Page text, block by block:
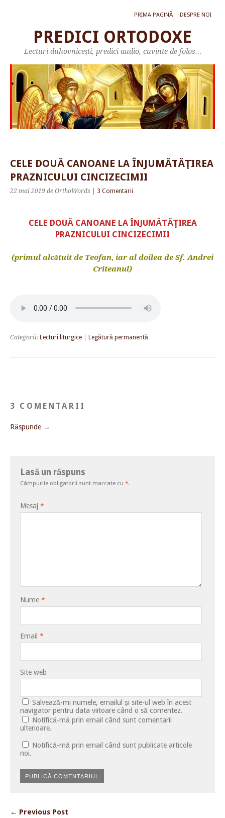
PRIMA PAGINĂ DESPRE NOI
PREDICI ORTODOXE
Lecturi duhovniceşti, predici audio, cuvinte de folos…
CELE DOUĂ CANOANE LA ÎNJUMĂTĂŢIREA
PRAZNICULUI CINCIZECIMII
22 mai 2019 de OrthoWords 3 Comentarii
CELE DOUĂ CANOANE LA ÎNJUMĂTĂŢIREA
PRAZNICULUI CINCIZECIMII
(primul alcătuit de Teofan, iar al doilea de Sf. Andrei
Criteanul)
Categorii: Lecturi liturgice Legătură permanentă
3 COMENTARII
Răspunde →
Lasă un răspuns
Câmpurile obligatorii sunt marcate cu *.
Mesaj *
Nume *
Email *
Site web
Salvează-mi numele, emailul și site-ul web în acest
navigator pentru data viitoare când o să comentez.
Notifică-mă prin email când sunt comentarii
ulterioare.
Notifică-mă prin email când sunt publicate articole
noi.
← Previous Post